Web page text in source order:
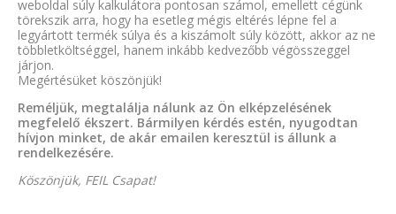
weboldal súly kalkulátora pontosan számol, emellett cégünk
törekszik arra, hogy ha esetleg mégis eltérés lépne fel a
legyártott termék súlya és a kiszámolt súly között, akkor az ne
többletköltséggel, hanem inkább kedvezőbb végösszeggel
járjon.
Megértésüket köszönjük!
Reméljük, megtalálja nálunk az Ön elképzelésének
megfelelő ékszert. Bármilyen kérdés estén, nyugodtan
hívjon minket, de akár emailen keresztül is állunk a
rendelkezésére.
Köszönjük, FEIL Csapat!